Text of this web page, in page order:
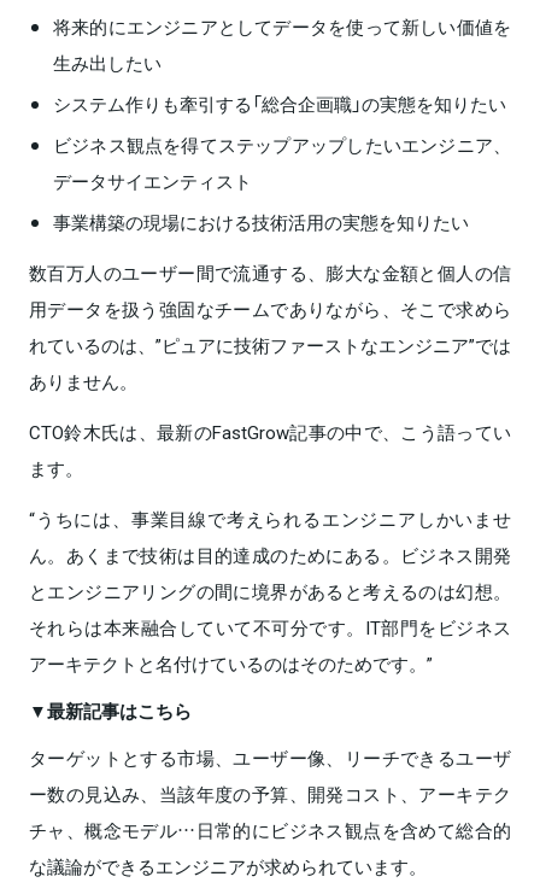
将来的にエンジニアとしてデータを使って新しい価値を
生み出したい
システム作りも牽引する「総合企画職」の実態を知りたい
ビジネス観点を得てステップアップしたいエンジニア、
データサイエンティスト
事業構築の現場における技術活用の実態を知りたい
数百万人のユーザー間で流通する、膨大な金額と個人の信
用データを扱う強固なチームでありながら、そこで求めら
れているのは、”ピュアに技術ファーストなエンジニア”では
ありません。
CTO鈴木氏は、最新のFastGrow記事の中で、こう語ってい
ます。
“うちには、事業目線で考えられるエンジニアしかいませ
ん。あくまで技術は目的達成のためにある。ビジネス開発
とエンジニアリングの間に境界があると考えるのは幻想。
それらは本来融合していて不可分です。IT部門をビジネス
アーキテクトと名付けているのはそのためです。”
▼最新記事はこちら
ターゲットとする市場、ユーザー像、リーチできるユーザ
ー数の見込み、当該年度の予算、開発コスト、アーキテク
チャ、概念モデル…日常的にビジネス観点を含めて総合的
な議論ができるエンジニアが求められています。